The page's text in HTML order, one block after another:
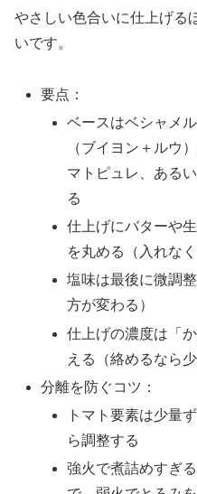
やさしい色合いに仕上げる
いです。
要点：
ベースはベシャメ
（ブイヨン＋ルウ
マトピュレ、ある
る
仕上げにバターや
を丸める（入れなく
塩味は最後に微調
方が変わる）
仕上げの濃度は「
える（絡めるなら
分離を防ぐコツ：
トマト要素は少量
ら調整する
強火で煮詰めすぎ